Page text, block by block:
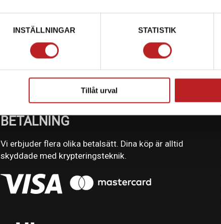
INSTÄLLNINGAR STATISTIK
Tillåt urval
BETALNING
Vi erbjuder flera olika betalsätt. Dina köp är alltid
skyddade med krypteringsteknik.